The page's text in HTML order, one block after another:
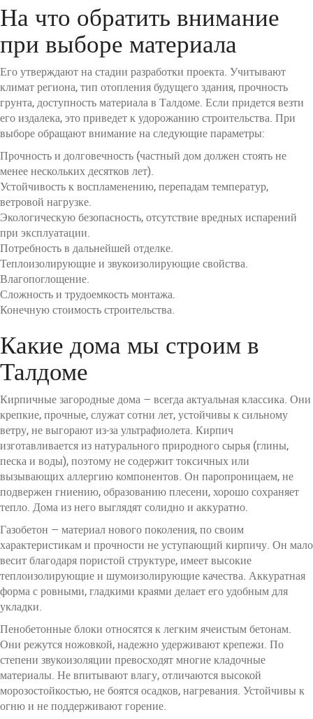
На что обратить внимание
при выборе материала
Его утверждают на стадии разработки проекта. Учитывают
климат региона, тип отопления будущего здания, прочность
грунта, доступность материала в Талдоме. Если придется везти
его издалека, это приведет к удорожанию строительства. При
выборе обращают внимание на следующие параметры:
Прочность и долговечность (частный дом должен стоять не
менее нескольких десятков лет).
Устойчивость к воспламенению, перепадам температур,
ветровой нагрузке.
Экологическую безопасность, отсутствие вредных испарений
при эксплуатации.
Потребность в дальнейшей отделке.
Теплоизолирующие и звукоизолирующие свойства.
Влагопоглощение.
Сложность и трудоемкость монтажа.
Конечную стоимость строительства.
Какие дома мы строим в
Талдоме
Кирпичные загородные дома – всегда актуальная классика. Они
крепкие, прочные, служат сотни лет, устойчивы к сильному
ветру, не выгорают из-за ультрафиолета. Кирпич
изготавливается из натурального природного сырья (глины,
песка и воды), поэтому не содержит токсичных или
вызывающих аллергию компонентов. Он паропроницаем, не
подвержен гниению, образованию плесени, хорошо сохраняет
тепло. Дома из него выглядят солидно и аккуратно.
Газобетон – материал нового поколения, по своим
характеристикам и прочности не уступающий кирпичу. Он мало
весит благодаря пористой структуре, имеет высокие
теплоизолирующие и шумоизолирующие качества. Аккуратная
форма с ровными, гладкими краями делает его удобным для
укладки.
Пенобетонные блоки относятся к легким ячеистым бетонам.
Они режутся ножовкой, надежно удерживают крепежи. По
степени звукоизоляции превосходят многие кладочные
материалы. Не впитывают влагу, отличаются высокой
морозостойкостью, не боятся осадков, нагревания. Устойчивы к
огню и не поддерживают горение.